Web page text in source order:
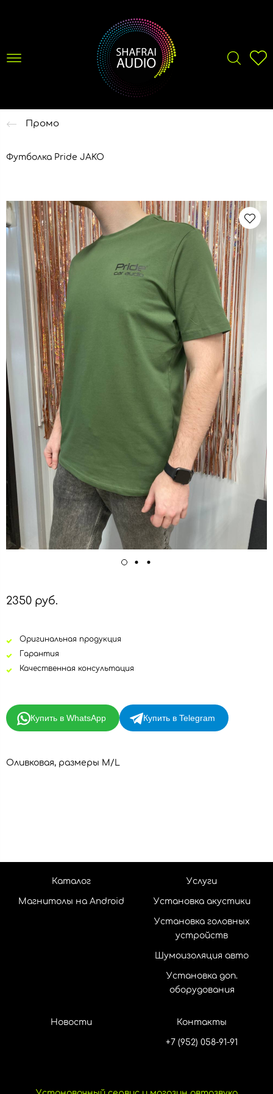
Промо
Футболка Pride JAKO
2350 руб.
Оригинальная продукция
Гарантия
Качественная консультация
Купить в WhatsApp Купить в Telegram
Оливковая, размеры M/L
Каталог
Магнитолы на Android
Услуги
Установка акустики
Установка головных
устройств
Шумоизоляция авто
Установка доп.
оборудования
Новости Контакты
+7 (952) 058-91-91